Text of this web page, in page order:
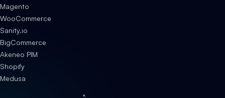
Magento
WooCommerce
Sanity.io
BigCommerce
Akeneo PIM
Shopify
Medusa